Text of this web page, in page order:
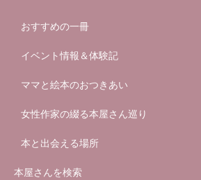
おすすめの一冊
イベント情報＆体験記
ママと絵本のおつきあい
女性作家の綴る本屋さん巡り
本と出会える場所
本屋さんを検索